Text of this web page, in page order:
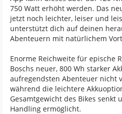
750 Watt erhöht werden. Das
jetzt noch leichter, leiser und
unterstützt dich auf deinen
Abenteuern mit natürlichem
Enorme Reichweite für epische
Boschs neuer, 800 Wh starker
aufregendsten Abenteuer nicht
während die leichtere
Gesamtgewicht des Bikes senkt
Handling ermöglicht.